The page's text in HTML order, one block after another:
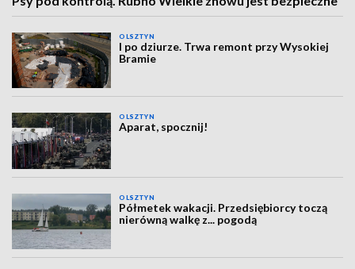
OLSZTYN
I po dziurze. Trwa remont przy Wysokiej
Bramie
OLSZTYN
Aparat, spocznij!
OLSZTYN
Półmetek wakacji. Przedsiębiorcy toczą
nierówną walkę z... pogodą